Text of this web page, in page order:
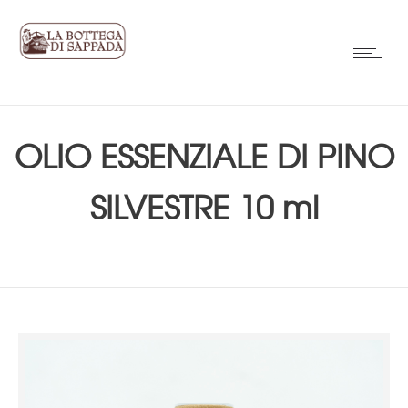
OLIO ESSENZIALE DI PINO
SILVESTRE 10 ml